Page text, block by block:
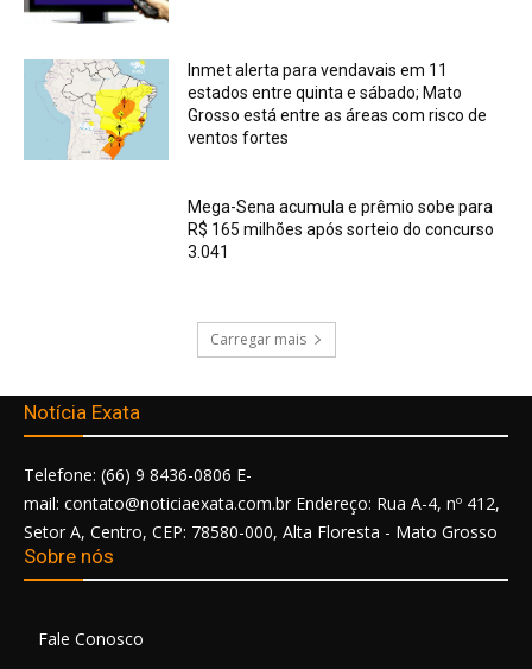
Inmet alerta para vendavais em 11
estados entre quinta e sábado; Mato
Grosso está entre as áreas com risco de
ventos fortes
Mega-Sena acumula e prêmio sobe para
R$ 165 milhões após sorteio do concurso
3.041
Carregar mais
Notícia Exata
Telefone: (66) 9 8436-0806 E-
mail: contato@noticiaexata.com.br Endereço: Rua A-4, nº 412,
Setor A, Centro, CEP: 78580-000, Alta Floresta - Mato Grosso
Sobre nós
Fale Conosco